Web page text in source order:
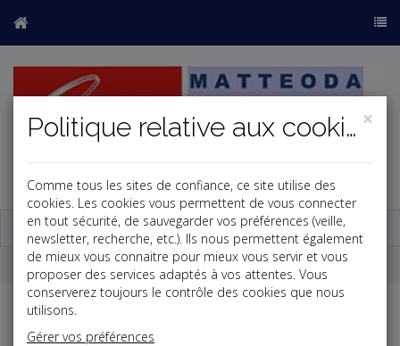
Base documentaire
Outils de calcul
Reconstitution des IJSS nettes en IJSS brutes
Les indemnités journalières de sécurité sociale sont soumises à
×
Politique relative aux cookies
Comme tous les sites de confiance, ce site utilise des
cookies. Les cookies vous permettent de vous connecter
en tout sécurité, de sauvegarder vos préférences (veille,
newsletter, recherche, etc.). Ils nous permettent également
de mieux vous connaitre pour mieux vous servir et vous
proposer des services adaptés à vos attentes. Vous
conserverez toujours le contrôle des cookies que nous
utilisons.
Gérer vos préférences